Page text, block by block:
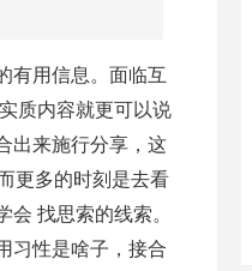
有用信息。面临互
质内容就更可以说
出来施行分享，这
更多的时刻是去看
找思索的线索。
习性是啥子，接合